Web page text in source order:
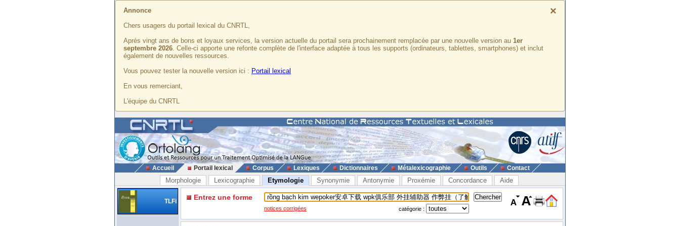
×
Annonce
Chers usagers du portail lexical du CNRTL,
Après vingt ans de bons et loyaux services, la version actuelle du portail sera prochainement remplacée par une nouvelle version au 1er
septembre 2026. Celle-ci apporte une refonte complète de l'interface adaptée à tous les supports (ordinateurs, tablettes, smartphones) et inclut
également de nouvelles ressources.
Vous pouvez tester la nouvelle version ici : Portail lexical
En vous remerciant,
L'équipe du CNRTL
Accueil Portail lexical Corpus Lexiques Dictionnaires Métalexicographie Outils Contact
Morphologie Lexicographie Etymologie Synonymie Antonymie Proxémie Concordance Aide
TLFi Entrez une forme
notices corrigées catégorie :